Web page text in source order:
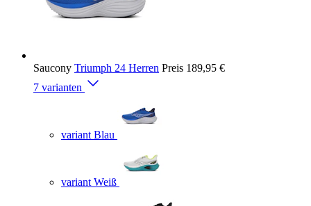
Saucony Triumph 24 Herren Preis 189,95 €
7 varianten
variant Blau
variant Weiß